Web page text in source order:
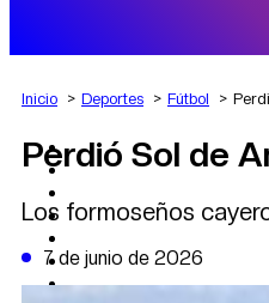
AGRO
DEPORTES
POLÍTICA
DATA FIRME
DE LA TRIBUNA TV
Inicio Deportes Fútbol
Perdió Sol de
Los formoseños
7 de junio de 2026